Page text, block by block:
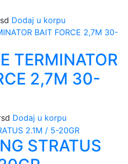
Dodaj u korpu
TERMINATOR
2,7M 30-
Dodaj u korpu
STRATUS